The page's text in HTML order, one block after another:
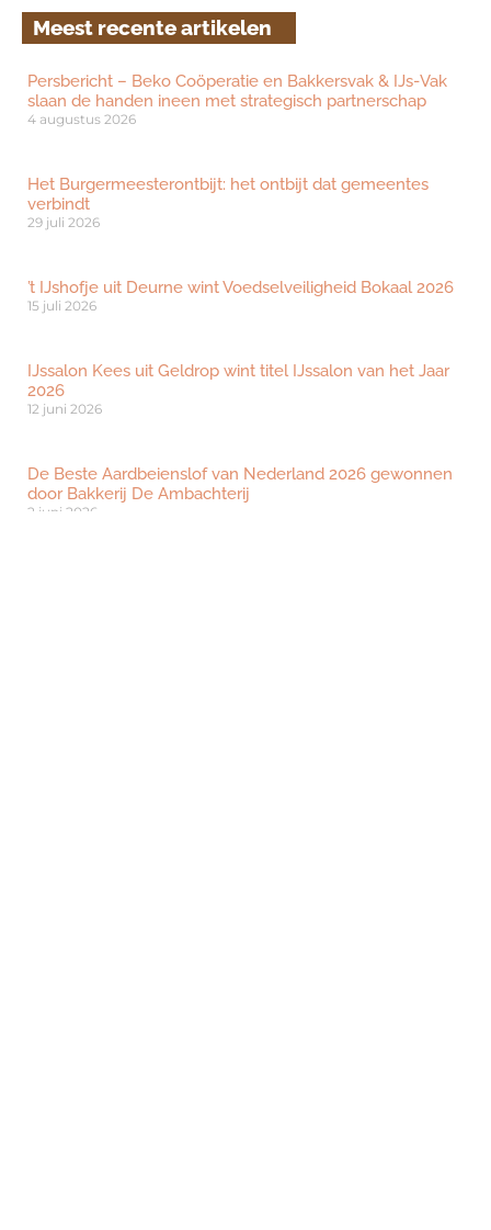
Meest recente artikelen
Persbericht – Beko Coöperatie en Bakkersvak & IJs-Vak
slaan de handen ineen met strategisch partnerschap
4 augustus 2026
Het Burgermeesterontbijt: het ontbijt dat gemeentes
verbindt
29 juli 2026
’t IJshofje uit Deurne wint Voedselveiligheid Bokaal 2026
15 juli 2026
IJssalon Kees uit Geldrop wint titel IJssalon van het Jaar
2026
12 juni 2026
De Beste Aardbeienslof van Nederland 2026 gewonnen
door Bakkerij De Ambachterij
2 juni 2026